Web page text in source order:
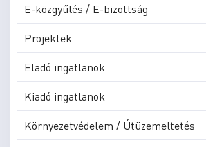
E-közgyűlés / E-bizottság
Projektek
Eladó ingatlanok
Kiadó ingatlanok
Környezetvédelem / Útüzemeltetés